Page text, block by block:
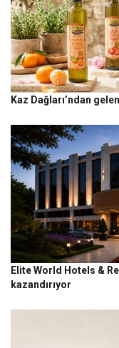
Kaz Dağları’ndan
Elite World Hotels &
kazandırıyor